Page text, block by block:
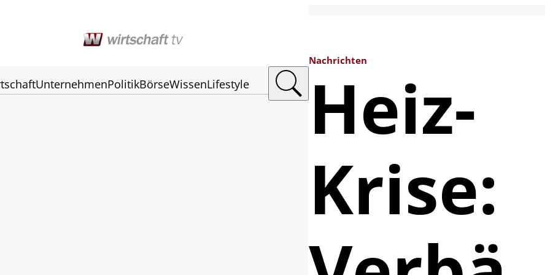
UnternehmenPolitikBörseWissenLifestyle
Nachrichten
Heiz-
Krise: